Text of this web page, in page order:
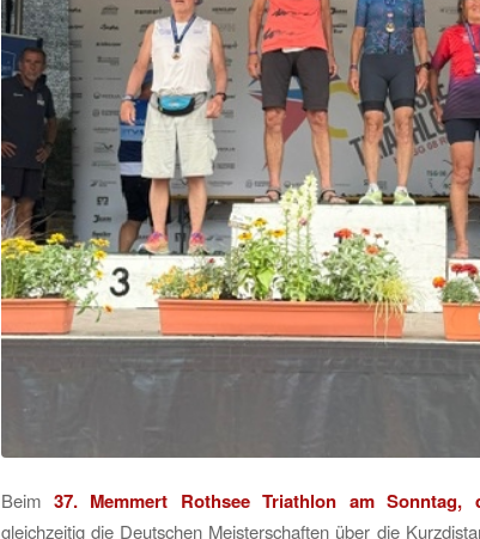
Beim 37. Memmert Rothsee Triathlon am Sonntag,
gleichzeitig die Deutschen Meisterschaften über die